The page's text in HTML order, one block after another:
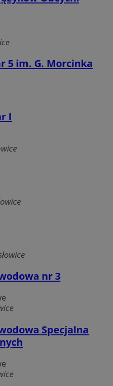
5 im. G. Morcinka
I
nr 3
Specjalna